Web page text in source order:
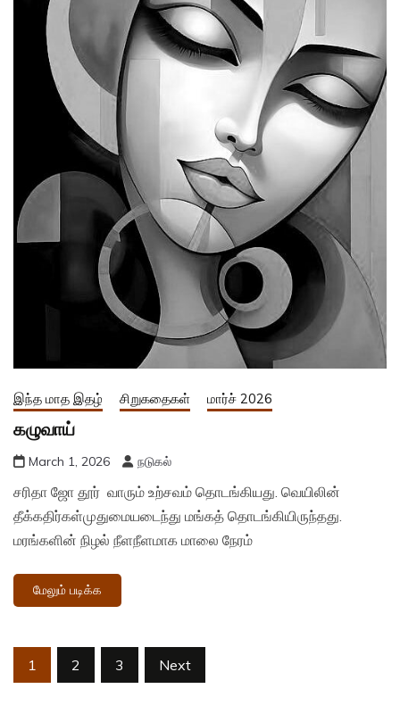
இந்த மாத இதழ் சிறுகதைகள் மார்ச் 2026
கழுவாய்
March 1, 2026 நடுகல்
சரிதா ஜோ தூர் வாரும் உற்சவம் தொடங்கியது. வெயிலின்
தீக்கதிர்கள்முதுமையடைந்து மங்கத் தொடங்கியிருந்தது.
மரங்களின் நிழல் நீளநீளமாக மாலை நேரம்
மேலும் படிக்க
Posts
1 2 3 Next